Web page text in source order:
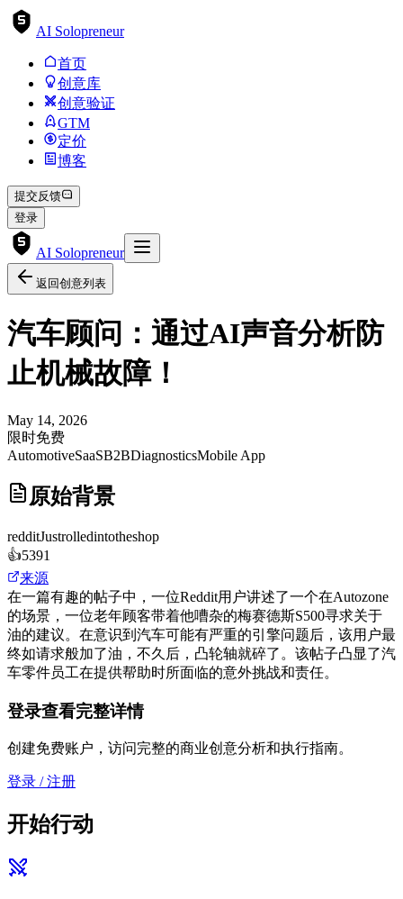
AI Solopreneur
首页
创意库
创意验证
GTM
定价
博客
提交反馈
登录
AI Solopreneur
返回创意列表
汽车顾问：通过AI声音分析防
止机械故障！
May 14, 2026
限时免费
AutomotiveSaaSB2BDiagnosticsMobile App
原始背景
redditJustrolledintotheshop
👍5391
来源
在一篇有趣的帖子中，一位Reddit用户讲述了一个在Autozone
的场景，一位老年顾客带着他嘈杂的梅赛德斯S500寻求关于
油的建议。在意识到汽车可能有严重的引擎问题后，该用户最
终如请求般加了油，不久后，凸轮轴就碎了。该帖子凸显了汽
车零件员工在提供帮助时所面临的意外挑战和责任。
登录查看完整详情
创建免费账户，访问完整的商业创意分析和执行指南。
登录 / 注册
开始行动